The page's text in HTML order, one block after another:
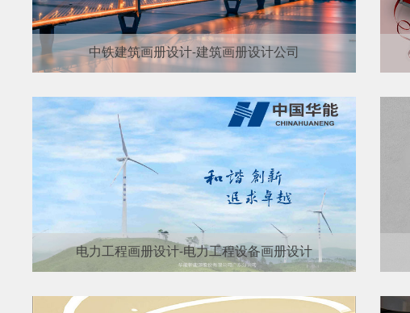
中铁建筑画册设计-建筑画册设计公司
电力工程画册设计-电力工程设备画册设计